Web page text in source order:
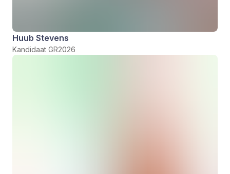
Huub Stevens
Kandidaat GR2026